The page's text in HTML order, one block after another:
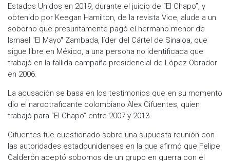
Estados Unidos en 2019, durante el juicio de “El Chapo”, y
obtenido por Keegan Hamilton, de la revista Vice, alude a un
soborno que presuntamente pagó el hermano menor de
Ismael "El Mayo" Zambada, líder del Cártel de Sinaloa, que
sigue libre en México, a una persona no identificada que
trabajó en la fallida campaña presidencial de López Obrador
en 2006.
La acusación se basa en los testimonios que en su momento
dio el narcotraficante colombiano Alex Cifuentes, quien
trabajó para “El Chapo” entre 2007 y 2013.
Cifuentes fue cuestionado sobre una supuesta reunión con
las autoridades estadounidenses en la que afirmó que Felipe
Calderón aceptó sobornos de un grupo en guerra con el